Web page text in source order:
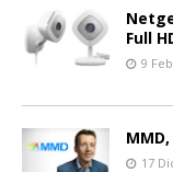
Full
9
17